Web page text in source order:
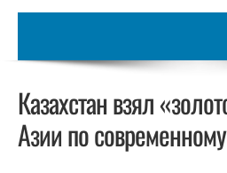
Казахстан взял
Азии по